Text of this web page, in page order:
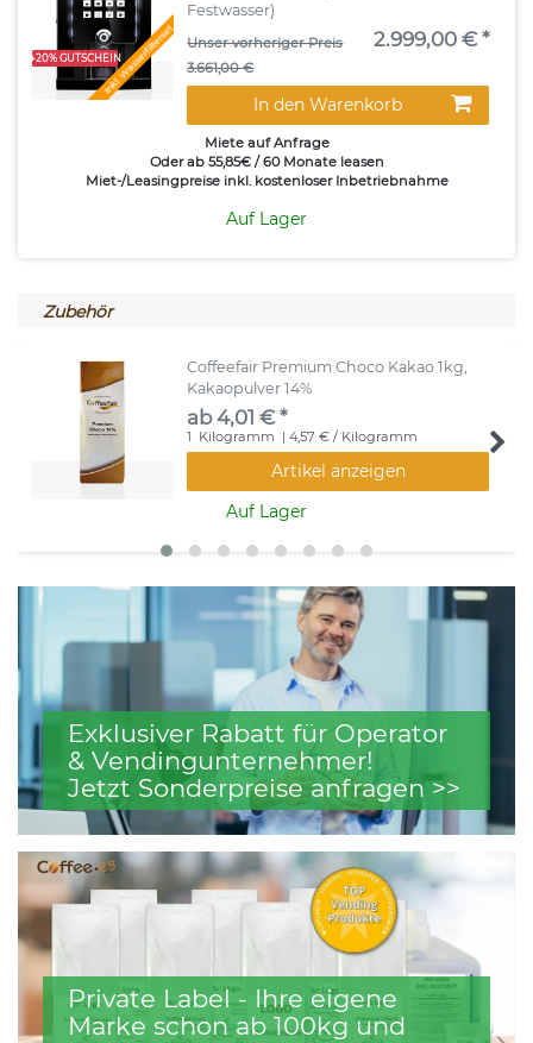
Inkl. Wasserfilterset
+20% GUTSCHEIN
Festwasser)
Unser vorheriger Preis
3.661,00 €
2.999,00 € *
In den Warenkorb
Miete auf Anfrage
Oder ab 55,85€ / 60 Monate leasen
Miet-/Leasingpreise inkl. kostenloser Inbetriebnahme
Auf Lager
Zubehör
Coffeefair Premium Choco Kakao 1kg,
Kakaopulver 14%
ab 4,01 € *
1 Kilogramm | 4,57 € / Kilogramm
Artikel anzeigen
Auf Lager
Exklusiver Rabatt für Operator
& Vendingunternehmer!
Jetzt Sonderpreise anfragen >>
Private Label - Ihre eigene
Marke schon ab 100kg und